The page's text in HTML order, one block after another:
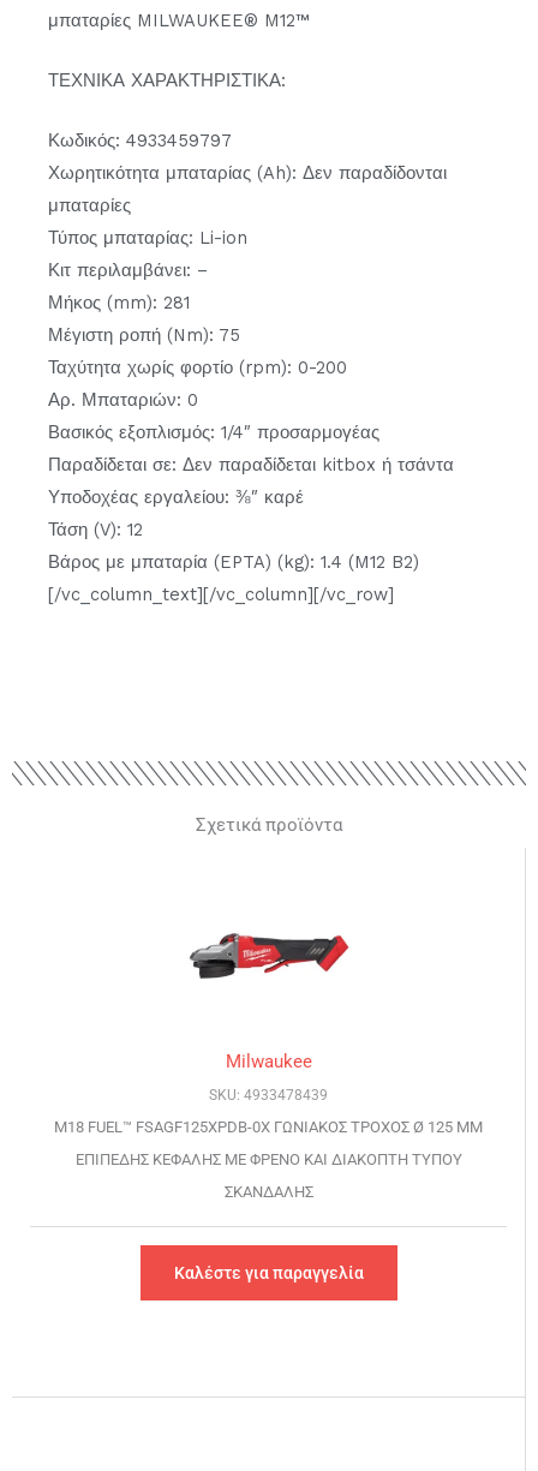
μπαταρίες MILWAUKEE® M12™
ΤΕΧΝΙΚΑ ΧΑΡΑΚΤΗΡΙΣΤΙΚΑ:
Κωδικός: 4933459797
Χωρητικότητα μπαταρίας (Ah): Δεν παραδίδονται
μπαταρίες
Τύπος μπαταρίας: Li-ion
Κιτ περιλαμβάνει: –
Μήκος (mm): 281
Μέγιστη ροπή (Nm): 75
Ταχύτητα χωρίς φορτίο (rpm): 0-200
Αρ. Μπαταριών: 0
Βασικός εξοπλισμός: 1/4″ προσαρμογέας
Παραδίδεται σε: Δεν παραδίδεται kitbox ή τσάντα
Υποδοχέας εργαλείου: ⅜″ καρέ
Τάση (V): 12
Βάρος με μπαταρία (EPTA) (kg): 1.4 (M12 B2)
[/vc_column_text][/vc_column][/vc_row]
Σχετικά προϊόντα
Milwaukee
SKU: 4933478439
M18 FUEL™ FSAGF125XPDB-0X ΓΩΝΙΑΚΟΣ ΤΡΟΧΟΣ Ø 125 MM
ΕΠΙΠΕΔΗΣ ΚΕΦΑΛΗΣ ΜΕ ΦΡΕΝΟ ΚΑΙ ΔΙΑΚΟΠΤΗ ΤΥΠΟΥ
ΣΚΑΝΔΑΛΗΣ
Καλέστε για παραγγελία